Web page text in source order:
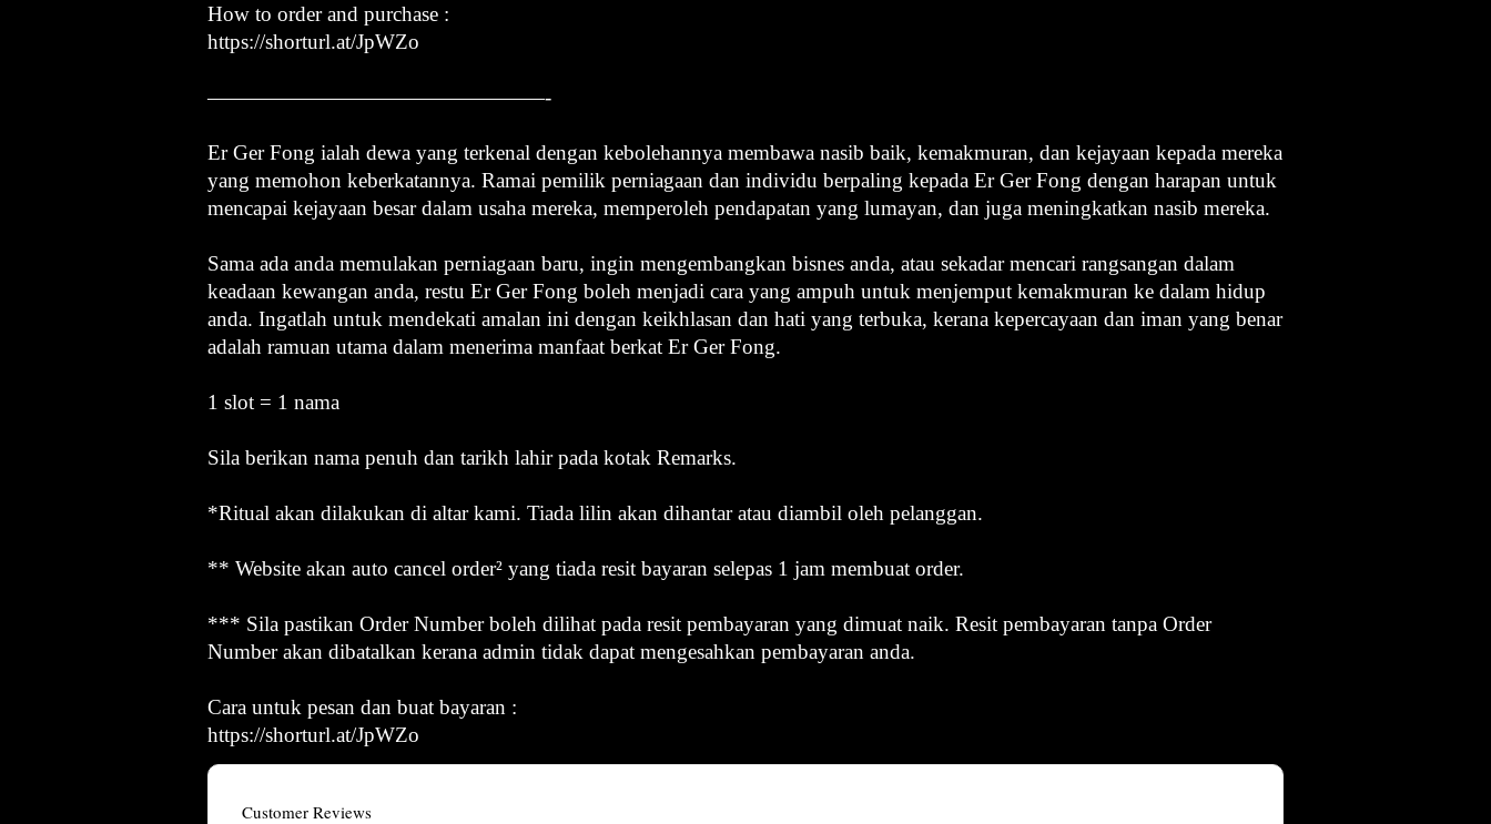
How to order and purchase :
https://shorturl.at/JpWZo
————————————————-
Er Ger Fong ialah dewa yang terkenal dengan kebolehannya membawa nasib baik, kemakmuran, dan kejayaan kepada mereka
yang memohon keberkatannya. Ramai pemilik perniagaan dan individu berpaling kepada Er Ger Fong dengan harapan untuk
mencapai kejayaan besar dalam usaha mereka, memperoleh pendapatan yang lumayan, dan juga meningkatkan nasib mereka.
Sama ada anda memulakan perniagaan baru, ingin mengembangkan bisnes anda, atau sekadar mencari rangsangan dalam
keadaan kewangan anda, restu Er Ger Fong boleh menjadi cara yang ampuh untuk menjemput kemakmuran ke dalam hidup
anda. Ingatlah untuk mendekati amalan ini dengan keikhlasan dan hati yang terbuka, kerana kepercayaan dan iman yang benar
adalah ramuan utama dalam menerima manfaat berkat Er Ger Fong.
1 slot = 1 nama
Sila berikan nama penuh dan tarikh lahir pada kotak Remarks.
*Ritual akan dilakukan di altar kami. Tiada lilin akan dihantar atau diambil oleh pelanggan.
** Website akan auto cancel order² yang tiada resit bayaran selepas 1 jam membuat order.
*** Sila pastikan Order Number boleh dilihat pada resit pembayaran yang dimuat naik. Resit pembayaran tanpa Order
Number akan dibatalkan kerana admin tidak dapat mengesahkan pembayaran anda.
Cara untuk pesan dan buat bayaran :
https://shorturl.at/JpWZo
Customer Reviews